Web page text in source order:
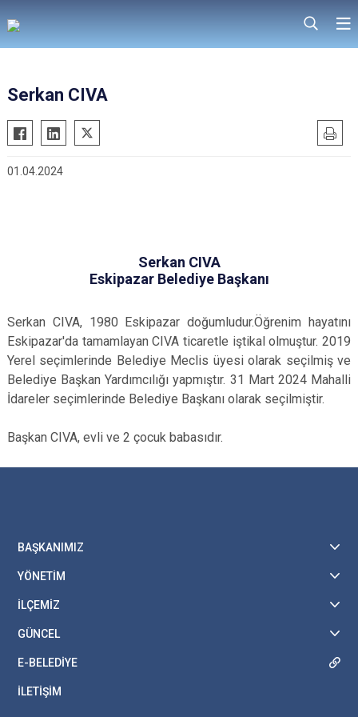
Serkan CIVA
01.04.2024
Serkan CIVA
Eskipazar Belediye Başkanı
Serkan CIVA, 1980 Eskipazar doğumludur.Öğrenim hayatını
Eskipazar'da tamamlayan CIVA ticaretle iştikal olmuştur. 2019
Yerel seçimlerinde Belediye Meclis üyesi olarak seçilmiş ve
Belediye Başkan Yardımcılığı yapmıştır. 31 Mart 2024 Mahalli
İdareler seçimlerinde Belediye Başkanı olarak seçilmiştir.
Başkan CIVA, evli ve 2 çocuk babasıdır.
BAŞKANIMIZ
YÖNETİM
İLÇEMİZ
GÜNCEL
E-BELEDİYE
İLETİŞİM